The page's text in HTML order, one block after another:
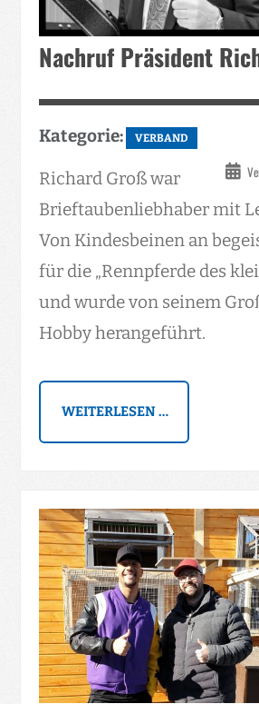
Nachruf Präsident
Kategorie: VERBAND
Richard Groß war
Brieftaubenliebhaber mit
Von Kindesbeinen an
für die „Rennpferde des
und wurde von seinem
Hobby herangeführt.
WEITERLESEN …